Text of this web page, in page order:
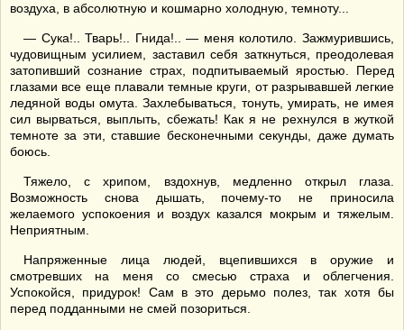
воздуха, в абсолютную и кошмарно холодную, темноту...
— Сука!.. Тварь!.. Гнида!.. — меня колотило. Зажмурившись,
чудовищным усилием, заставил себя заткнуться, преодолевая
затопивший сознание страх, подпитываемый яростью. Перед
глазами все еще плавали темные круги, от разрывавшей легкие
ледяной воды омута. Захлебываться, тонуть, умирать, не имея
сил вырваться, выплыть, сбежать! Как я не рехнулся в жуткой
темноте за эти, ставшие бесконечными секунды, даже думать
боюсь.
Тяжело, с хрипом, вздохнув, медленно открыл глаза.
Возможность снова дышать, почему-то не приносила
желаемого успокоения и воздух казался мокрым и тяжелым.
Неприятным.
Напряженные лица людей, вцепившихся в оружие и
смотревших на меня со смесью страха и облегчения.
Успокойся, придурок! Сам в это дерьмо полез, так хотя бы
перед подданными не смей позориться.